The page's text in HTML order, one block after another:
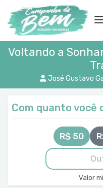
Voltando a
José Gustavo
Com quanto você
R$ 50
Valor